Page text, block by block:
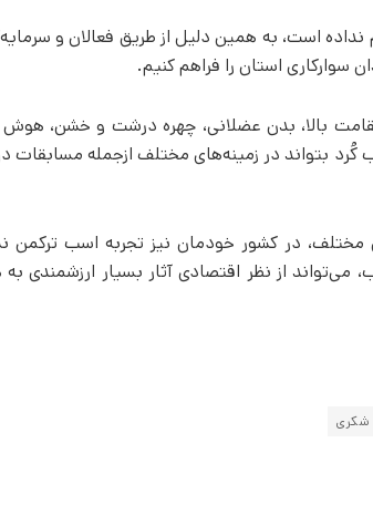
است، به همین دلیل از طریق فعالان و
استان را فراهم کنیم.
بالا، بدن عضلانی، چهره درشت و خشن، هوش
بتواند در زمینه‌های مختلف ازجمله مسابقات
مختلف، در کشور خودمان نیز تجربه اسب
از نظر اقتصادی آثار بسیار ارزشمندی به